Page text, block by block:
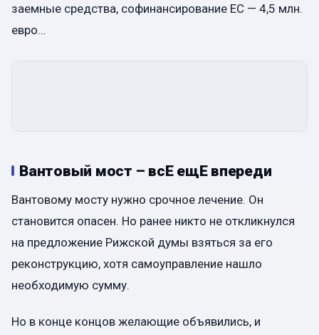
заемные средства, софинансирование ЕС — 4,5 млн.
евро…
Вантовый мост – всЕ ещЕ впереди
Вантовому мосту нужно срочное лечение. Он
становится опасен. Но ранее никто не откликнулся
на предложение Рижской думы взяться за его
реконструкцию, хотя самоуправление нашло
необходимую сумму.
Но в конце концов желающие объявились, и